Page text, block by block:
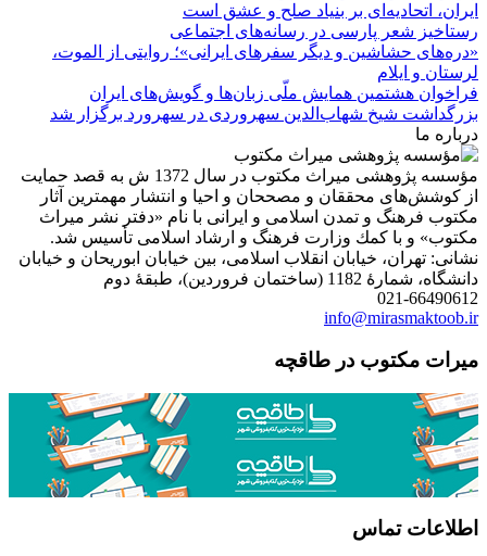
ایران، اتحادیه‌ای بر بنیاد صلح و عشق است
رستاخیز شعر پارسی در رسانه‌های اجتماعی
«دره‌های حشاشین و دیگر سفرهای ایرانی»؛ روایتی از الموت،
لرستان و ایلام
فراخوان هشتمین همایش ملّی زبان‌ها و گویش‌های ایران
بزرگداشت شیخ شهاب‌الدین سهروردی در سهرورد برگزار شد
درباره ما
مؤسسه پژوهشی میراث مكتوب در سال 1372 ش به قصد حمایت
از كوشش‌های محققان و مصححان و احیا و انتشار مهمترین آثار
مكتوب فرهنگ و تمدن اسلامی و ایرانی با نام «دفتر نشر میراث
مكتوب» و با كمك وزارت فرهنگ و ارشاد اسلامی تأسیس شد.
نشانی: تهران، خیابان انقلاب اسلامی، بین خیابان ابوریحان و خیابان
دانشگاه، شمارۀ 1182 (ساختمان فروردین)، طبقۀ دوم
021-66490612
info@mirasmaktoob.ir
میرات مکتوب در طاقچه
اطلاعات تماس